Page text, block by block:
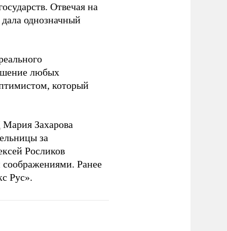
Отвечая на
однозначный
любых
который
Захарова
за
Росликов
Ранее
Рус».